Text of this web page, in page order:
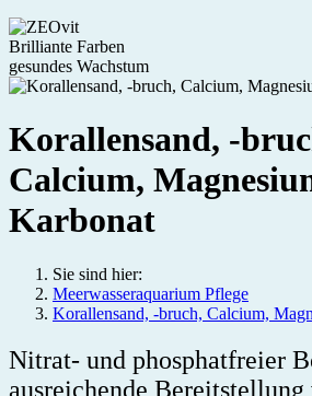
Brilliante Farben
gesundes Wachstum
Korallensand, -
Calcium,
Karbonat
Sie sind hier:
Meerwasseraquarium Pflege
Korallensand, -bruch, Calcium,
Nitrat- und phosphatfreier
ausreichende Bereitstellung